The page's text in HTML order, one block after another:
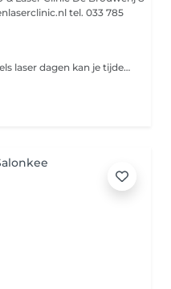
op 28, 29 en 30 mei tijdens de oksels laser dagen kan je tijdens je intake gratis je oksels laten laseren